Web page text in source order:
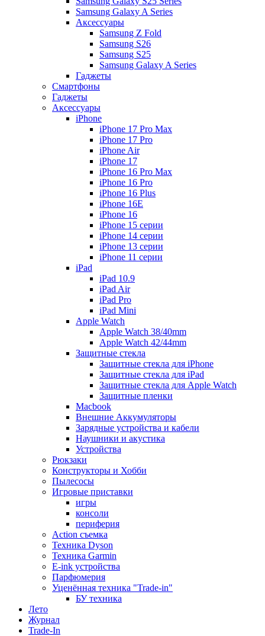
Samsung Galaxy A Series
Аксессуары
Samsung Z Fold
Samsung S26
Samsung S25
Samsung Galaxy A Series
Гаджеты
Смартфоны
Гаджеты
Аксессуары
iPhone
iPhone 17 Pro Max
iPhone 17 Pro
iPhone Air
iPhone 17
iPhone 16 Pro Max
iPhone 16 Pro
iPhone 16 Plus
iPhone 16E
iPhone 16
iPhone 15 серии
iPhone 14 серии
iPhone 13 серии
iPhone 11 серии
iPad
iPad 10.9
iPad Air
iPad Pro
iPad Mini
Apple Watch
Apple Watch 38/40mm
Apple Watch 42/44mm
Защитные стекла
Защитные стекла для iPhone
Защитные стекла для iPad
Защитные стекла для Apple Watch
Защитные пленки
Macbook
Внешние Аккумуляторы
Зарядные устройства и кабели
Наушники и акустика
Устройства
Рюкзаки
Конструкторы и Хобби
Пылесосы
Игровые приставки
игры
консоли
периферия
Action съемка
Техника Dyson
Техника Garmin
E-ink устройства
Парфюмерия
Уценённая техника "Trade-in"
БУ техника
Лето
Журнал
Trade-In